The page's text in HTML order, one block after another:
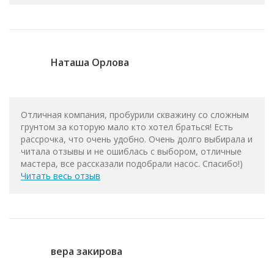
Наташа Орлова
Отличная компания, пробурили скважину со сложным
грунтом за которую мало кто хотел браться! Есть
рассрочка, что очень удобно. Очень долго выбирала и
читала отзывы и не ошиблась с выбором, отличные
мастера, все рассказали подобрали насос. Спасибо!)
Читать весь отзыв
вера закирова